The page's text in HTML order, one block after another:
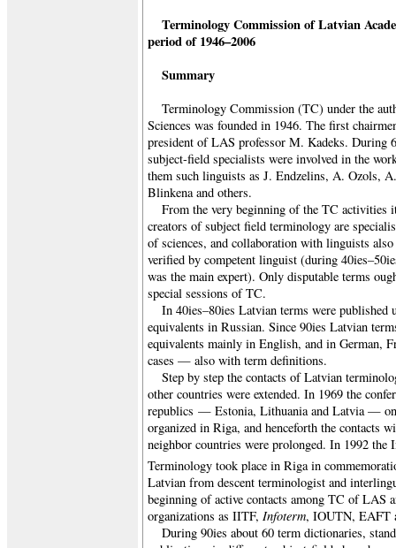
Terminology Commission ofLatvian
period of 1946–2006
Summary
Terminology Commission (TC) under the
Sciences was founded in 1946. The first
president of LAS professor M. Kadeks. During
subject-field specialists were involved in the
them such linguists as J. Endzelins, A. Ozols,
Blinkena and others.
From the very beginning of the TC activities
creators of subject field terminology are
of sciences, and collaboration with linguists
verified by competent linguist (during
was the main expert). Only disputable terms
special sessions of TC.
In 40ies–80ies Latvian terms were published
equivalents in Russian. Since 90ies Latvian
equivalents mainly in English, and in German,
cases — also with term definitions.
Step by step the contacts of Latvian
other countries were extended. In 1969 the
republics — Estonia, Lithuaniaand Latvia— on
organized in Riga, and henceforth the contacts
neighbor countries were prolonged. In 1992 the
Terminology took place in Rigain
Latvian from descent terminologist and
beginning of active contacts among TC of LAS
organizations as IITF, Infoterm, IOUTN, EAFT
During 90ies about 60 term dictionaries,